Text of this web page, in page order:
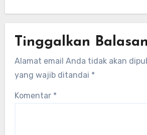
terbarukan dan
Tinggalkan Balasan
Alamat email Anda tidak akan
yang wajib ditandai *
Komentar *